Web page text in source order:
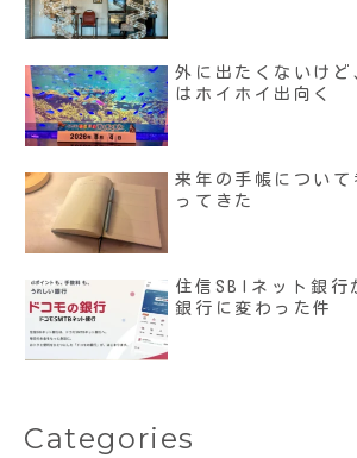
外に出たくないけど
はホイホイ出向く
来年の手帳について
ってきた
住信SBIネット銀行
銀行に変わった件
Categories